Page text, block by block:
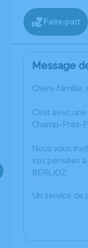
Faire-part
Message
Chère famille,
C’est avec
Champ-Prés-
Nous vous
vos pensées
BERLIOZ.
Un service de